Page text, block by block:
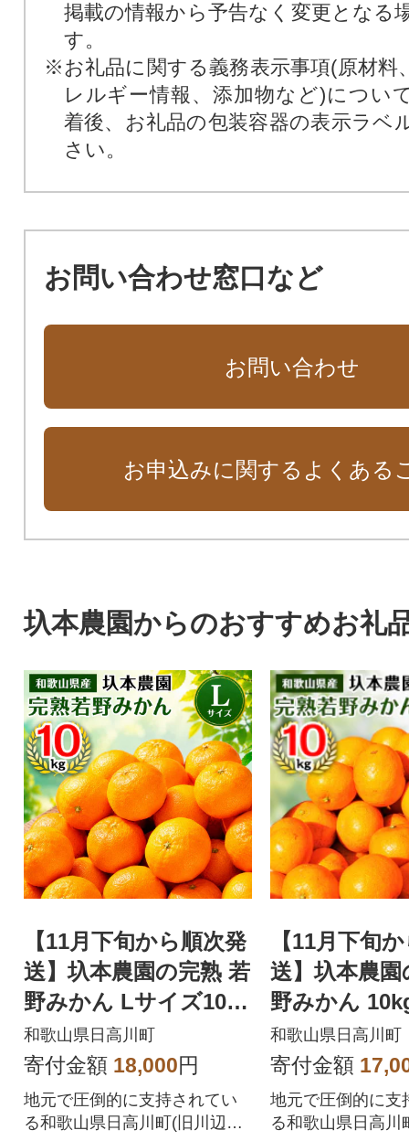
掲載の情報から予告なく変更となる
す。
※お礼品に関する義務表示事項(原材料
レルギー情報、添加物など)につい
着後、お礼品の包装容器の表示ラベ
さい。
お問い合わせ窓口など
お問い合わせ
お申込みに関するよくある
圦本農園からのおすすめお礼
【11月下旬から順次発
送】圦本農園の完熟 若
野みかん Lサイズ10kg
(玉数はおまかせ)
和歌山県日高川町
寄付金額 18,000円
地元で圧倒的に支持されてい
る和歌山県日高川町(旧川辺町)
【11月下旬
送】圦本農園
野みかん
り・玉数は
和歌山県日高川町
寄付金額
地元で圧倒的に支
る和歌山県日高川